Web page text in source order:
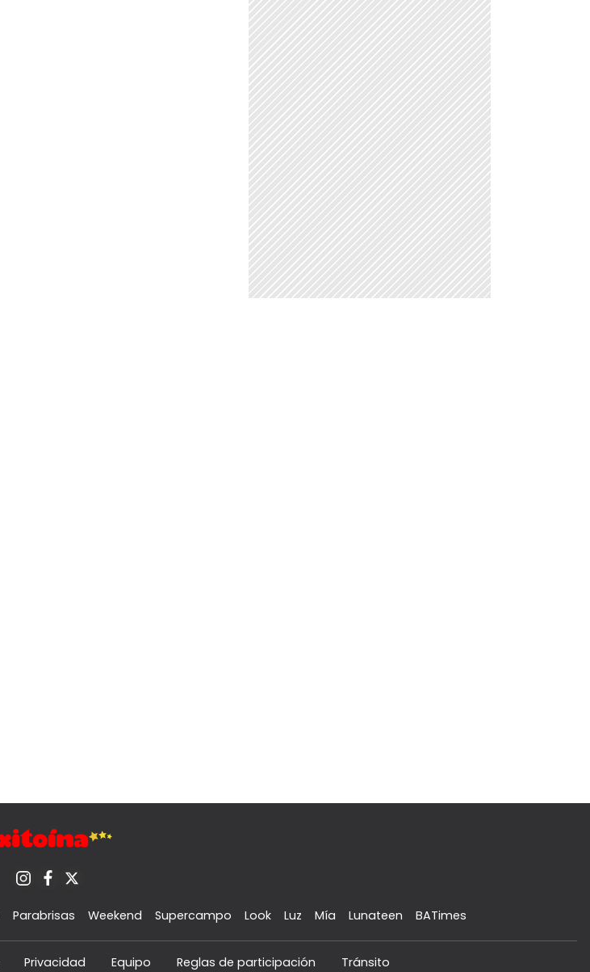
Parabrisas Weekend Supercampo Look Luz Mía Lunateen BATimes
Privacidad Equipo Reglas de participación Tránsito